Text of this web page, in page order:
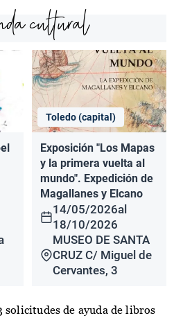
cultural
Toledo (capital)
Exposición "Los Mapas
y la primera vuelta al
mundo". Expedición de
Magallanes y Elcano
14/05/2026al
18/10/2026
MUSEO DE SANTA
CRUZ C/ Miguel de
Cervantes, 3
solicitudes de ayuda de libros